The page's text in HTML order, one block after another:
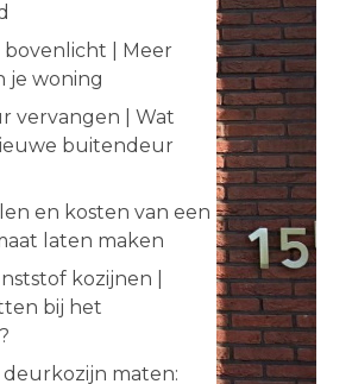
bovenlicht | Meer
je woning
vervangen | Wat
buitendeur
en kosten van een
laten maken
kozijnen |
bij het
maten: